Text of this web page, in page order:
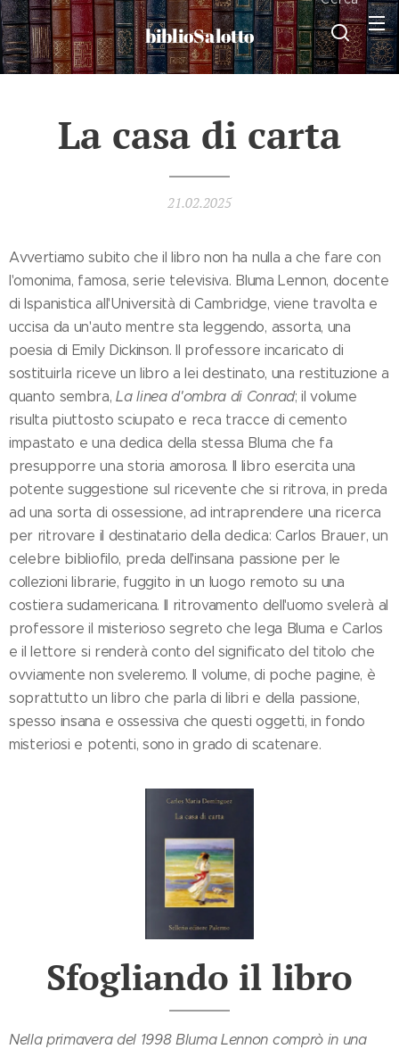
biblioSalotto
La casa di carta
21.02.2025
Avvertiamo subito che il libro non ha nulla a che fare con
l'omonima, famosa, serie televisiva. Bluma Lennon, docente
di Ispanistica all'Università di Cambridge, viene travolta e
uccisa da un'auto mentre sta leggendo, assorta, una
poesia di Emily Dickinson. Il professore incaricato di
sostituirla riceve un libro a lei destinato, una restituzione a
quanto sembra,La linea d'ombra di Conrad; il volume
risulta piuttosto sciupato e reca tracce di cemento
impastato e una dedica della stessa Bluma che fa
presupporre una storia amorosa. Il libro esercita una
potente suggestione sul ricevente che si ritrova, in preda
ad una sorta di ossessione, ad intraprendere una ricerca
per ritrovare il destinatario della dedica: Carlos Brauer, un
celebre bibliofilo, preda dell'insana passione per le
collezioni librarie, fuggito in un luogo remoto su una
costiera sudamericana. Il ritrovamento dell'uomo svelerà al
professore il misterioso segreto che lega Bluma e Carlos
e il lettore si renderà conto del significato del titolo che
ovviamente non sveleremo. Il volume, di poche pagine, è
soprattutto un libro che parla di libri e della passione,
spesso insana e ossessiva che questi oggetti, in fondo
misteriosi e potenti, sono in grado di scatenare.
Sfogliando il libro
Nella primavera del 1998 Bluma Lennon comprò in una